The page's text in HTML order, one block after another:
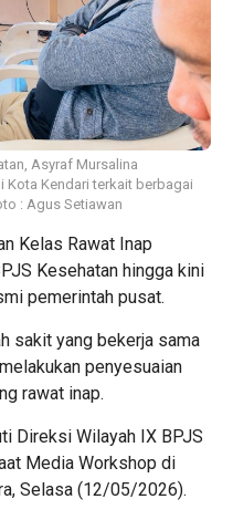
Asyraf Mursalina
Kota Kendari terkait berbagai
: Agus Setiawan
Kelas Rawat Inap
Kesehatan hingga kini
pemerintah pusat.
sakit yang bekerja sama
penyesuaian
rawat inap.
Direksi Wilayah IX BPJS
Media Workshop di
Selasa (12/05/2026).